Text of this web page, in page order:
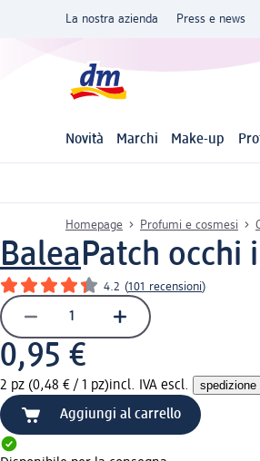
La nostra azienda Press e news
Novità Marchi Make-up
Homepage Profumi e cosmesi
BaleaPatch occhi
4.2 (101 recensioni)
0,95 €
2 pz (0,48 € / 1 pz)incl. IVA escl. spedizione
Aggiungi al carrello